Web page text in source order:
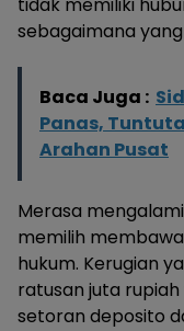
tidak memiliki
sebagaimana
Baca Juga :
Panas,
Arahan Pusat
Merasa
memilih
hukum. Kerugian
ratusan juta
setoran deposito